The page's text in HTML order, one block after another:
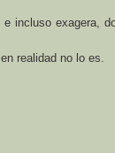
incluso exagera,
en realidad no lo es.